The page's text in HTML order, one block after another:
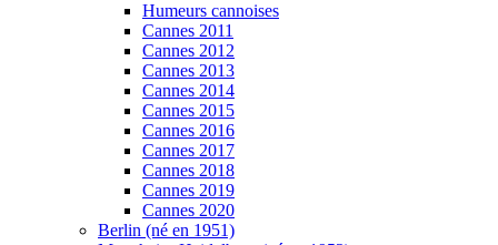
Humeurs cannoises
Cannes 2011
Cannes 2012
Cannes 2013
Cannes 2014
Cannes 2015
Cannes 2016
Cannes 2017
Cannes 2018
Cannes 2019
Cannes 2020
Berlin (né en 1951)